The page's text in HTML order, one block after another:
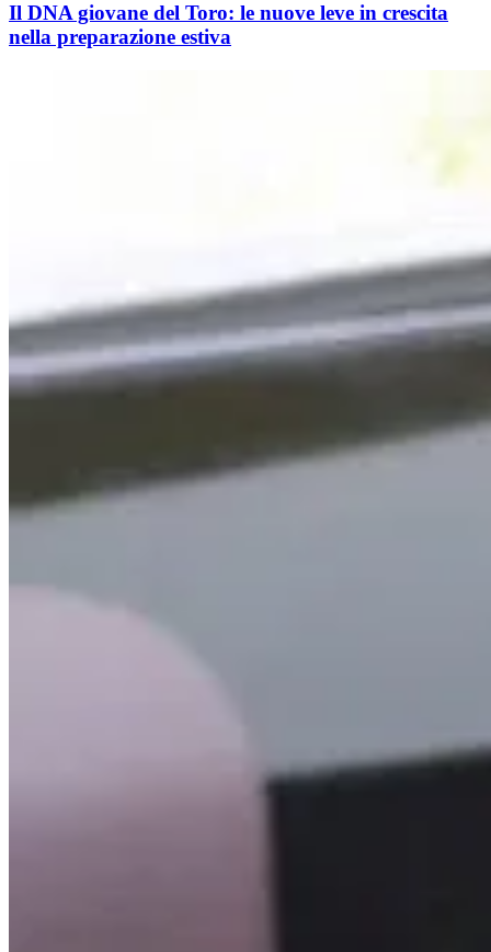
Il DNA giovane del Toro: le nuove leve in crescita
nella preparazione estiva